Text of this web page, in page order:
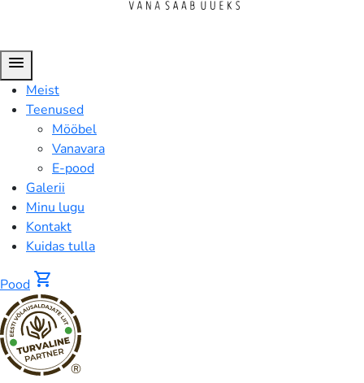
menu
Meist
Teenused
Mööbel
Vanavara
E-pood
Galerii
Minu lugu
Kontakt
Kuidas tulla
Pood shopping_cart
®